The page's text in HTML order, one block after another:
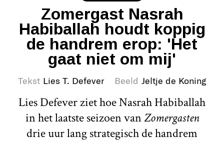
Zomergast Nasrah
Habiballah houdt koppig
de handrem erop: 'Het
gaat niet om mij'
Tekst Lies T. Defever Beeld Jeltje de Koning
Lies Defever ziet hoe Nasrah Habiballah
in het laatste seizoen vanZomergasten
drie uur lang strategisch de handrem